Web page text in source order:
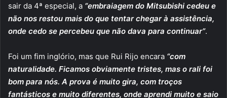
sair da 4ª especial, a “embraiagem do Mitsubishi cedeu e
não nos restou mais do que tentar chegar à assistência,
onde cedo se percebeu que não dava para continuar”.
Foi um fim inglório, mas que Rui Rijo encara “com
naturalidade. Ficamos obviamente tristes, mas o rali foi
bom para nós. A prova é muito gira, com troços
fantásticos e muito diferentes, onde aprendi muito e saio